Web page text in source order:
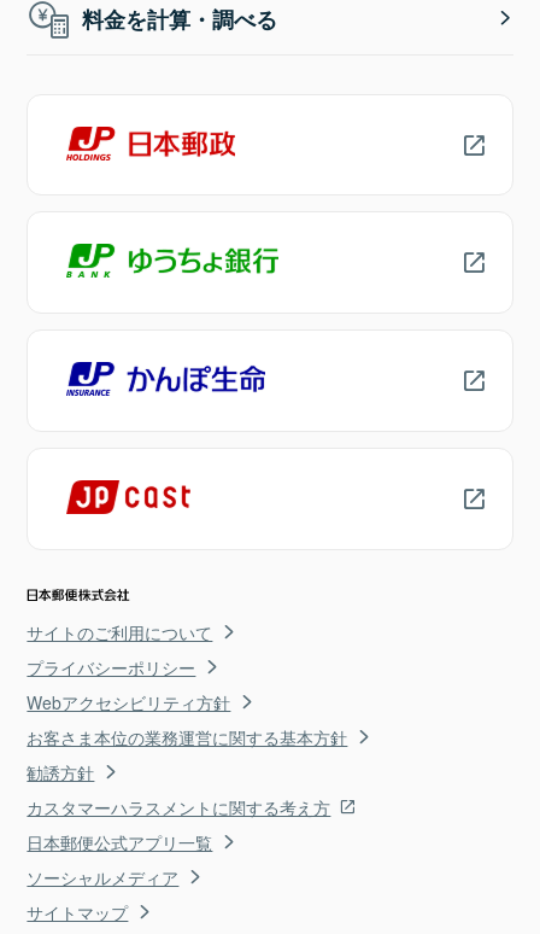
料金を計算・調べる
サイトのご利用について
プライバシーポリシー
Webアクセシビリティ方針
お客さま本位の業務運営に関する基本方針
勧誘方針
カスタマーハラスメントに関する考え方
日本郵便公式アプリ一覧
ソーシャルメディア
サイトマップ